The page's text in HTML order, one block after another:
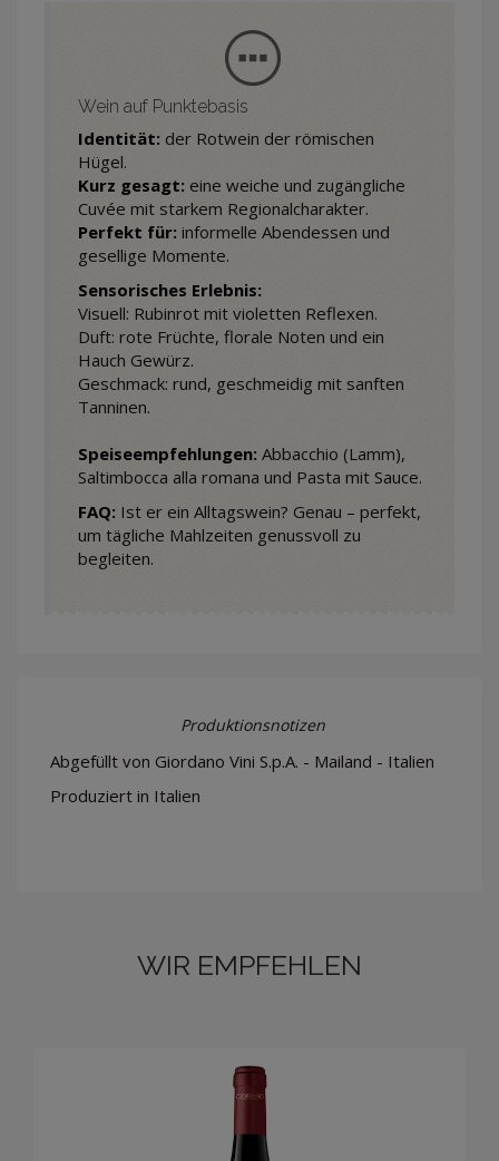
Wein auf Punktebasis
Identität: der Rotwein der römischen
Hügel.
Kurz gesagt: eine weiche und zugängliche
Cuvée mit starkem Regionalcharakter.
Perfekt für: informelle Abendessen und
gesellige Momente.
Sensorisches Erlebnis:
Visuell: Rubinrot mit violetten Reflexen.
Duft: rote Früchte, florale Noten und ein
Hauch Gewürz.
Geschmack: rund, geschmeidig mit sanften
Tanninen.
Speiseempfehlungen: Abbacchio (Lamm),
Saltimbocca alla romana und Pasta mit Sauce.
FAQ: Ist er ein Alltagswein? Genau – perfekt,
um tägliche Mahlzeiten genussvoll zu
begleiten.
Produktionsnotizen
Abgefüllt von Giordano Vini S.p.A. - Mailand - Italien
Produziert in Italien
WIR EMPFEHLEN